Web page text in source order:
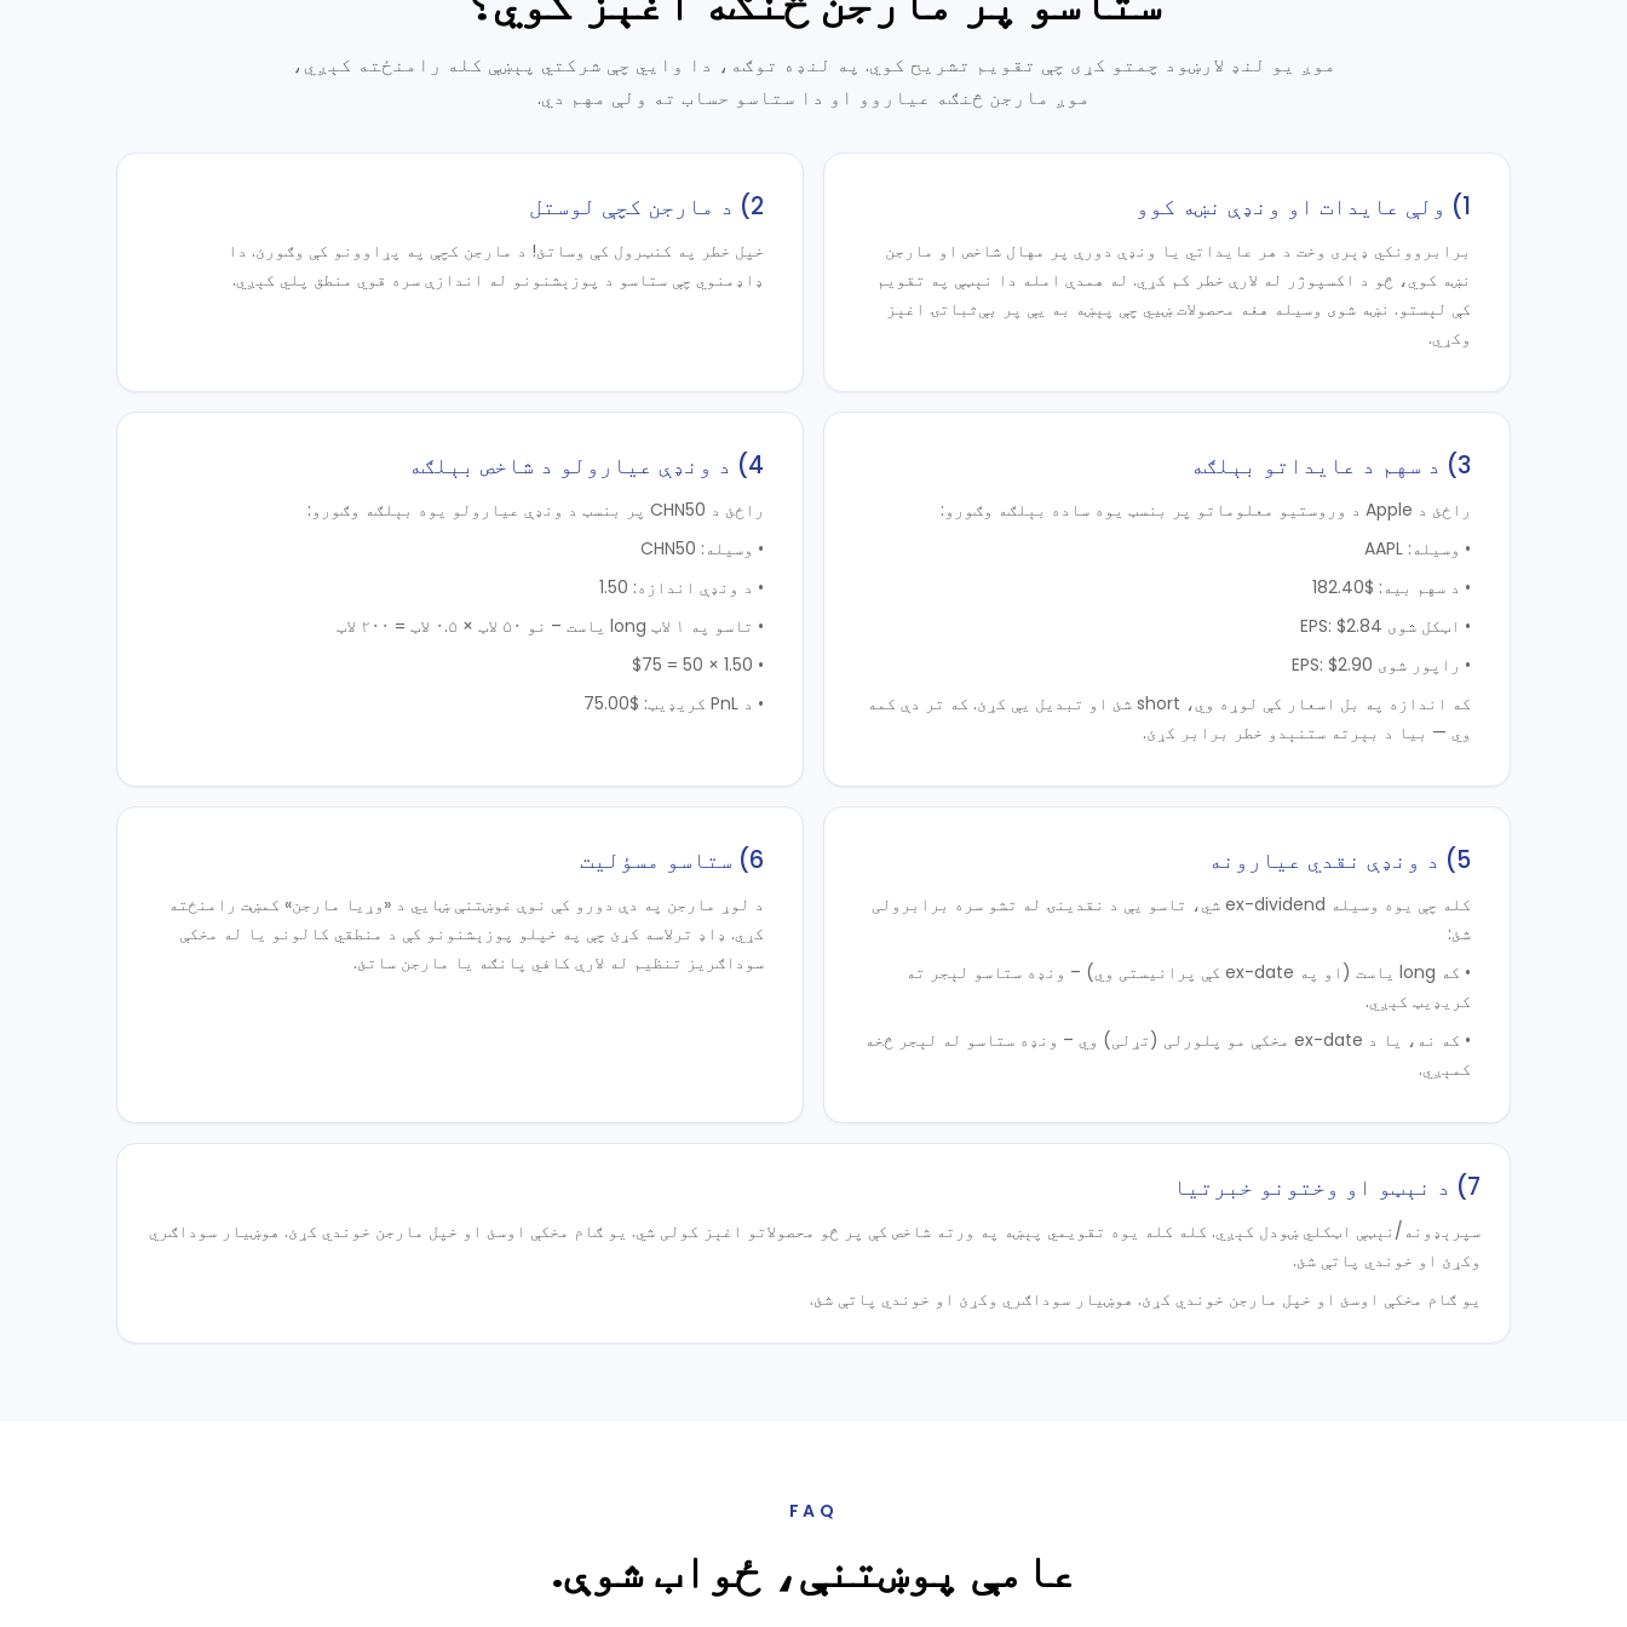
موږ یو لنډ لارښود چمتو کړی چې تقویم تشریح کوي. په لنډه توګه، دا وایي چې شرکتي پېښې کله رامنځته کېږي،
موږ مارجن څنګه عیاروو او دا ستاسو حساب ته ولې مهم دي.
1) ولې عایدات او ونډې نښه کوو
برابروونکي ډېری وخت د هر عایداتي یا ونډې دورې پر مهال شاخص او مارجن
نښه کوي، څو د اکسپوژر له لارې خطر کم کړي. له همدې امله دا نېټې په تقویم
کې لېستو. نښه شوی وسیله هغه محصولات ښيي چې پېښه به یې پر بې‌ثباتۍ اغېز
وکړي.
2) د مارجن کچې لوستل
خپل خطر په کنټرول کې وساتئ! د مارجن کچې په پړاوونو کې وګورئ. دا
ډاډمنوي چې ستاسو د پوزېشنونو له اندازې سره قوي منطق پلي کېږي.
3) د سهم د عایداتو بېلګه
راځئ د Apple د وروستیو معلوماتو پر بنسټ یوه ساده بېلګه وګورو:
• وسیله: AAPL
• د سهم بیه: $182.40
• اټکل شوی EPS: $2.84
• راپور شوی EPS: $2.90
که اندازه په بل اسعار کې لوړه وي، short شئ او تبدیل یې کړئ. که تر دې کمه
وي — بیا د بېرته ستنېدو خطر برابر کړئ.
4) د ونډې عیارولو د شاخص بېلګه
راځئ د CHN50 پر بنسټ د ونډې عیارولو یوه بېلګه وګورو:
• وسیله: CHN50
• د ونډې اندازه: 1.50
• تاسو په ۱ لاټ long یاست – نو ۵۰ لاټ × ۰.۵ لاټ = ۲۰۰ لاټ
• 1.50 × 50 = $75
• د PnL کریډیټ: $75.00
5) د ونډې نقدي عیارونه
کله چې یوه وسیله ex-dividend شي، تاسو یې د نقدینۍ له تشو سره برابرولی
شئ:
• که long یاست (او په ex-date کې پرانیستی وي) – ونډه ستاسو لېجر ته
کریډیټ کېږي.
• که نه، یا د ex-date مخکې مو پلورلی (تړلی) وي – ونډه ستاسو له لېجر څخه
کمېږي.
6) ستاسو مسؤلیت
د لوړ مارجن په دې دورو کې نوې غوښتنې ښایي د «وړیا مارجن» کمښت رامنځته
کړي. ډاډ ترلاسه کړئ چې په خپلو پوزېشنونو کې د منطقي کالونو یا له مخکې
سوداګریز تنظیم له لارې کافي پانګه یا مارجن ساتئ.
7) د نېټو او وختونو خبرتیا
سپرېډونه/نېټې اټکلي ښودل کېږي. کله کله یوه تقویمي پېښه په ورته شاخص کې پر څو محصولاتو اغېز کولی شي. یو ګام مخکې اوسئ او خپل مارجن خوندي کړئ. هوښیار سوداګري
وکړئ او خوندي پاتې شئ.
یو ګام مخکې اوسئ او خپل مارجن خوندي کړئ. هوښیار سوداګري وکړئ او خوندي پاتې شئ.
FAQ
عامې پوښتنې، ځواب شوې.